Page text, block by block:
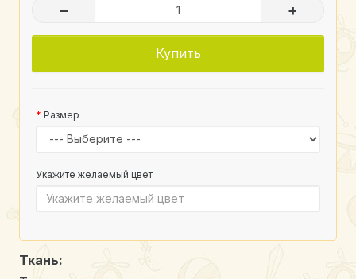
– +
Купить
Размер
Укажите желаемый цвет
Ткань: